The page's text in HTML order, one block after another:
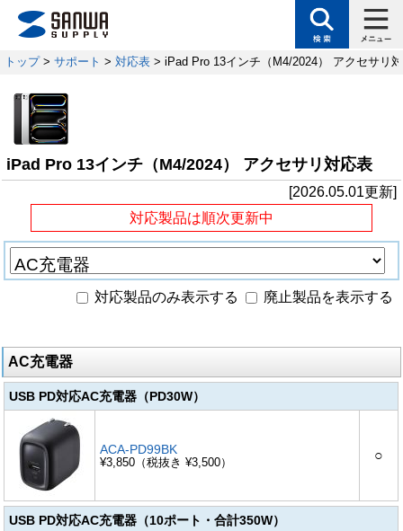
トップ> サポート > 対応表 > iPad Pro 13インチ（M4/2024） アクセサリ
iPad Pro 13インチ（M4/2024） アクセサリ対応表
[2026.05.01更新]
対応製品は順次更新中
対応製品のみ表示する 廃止製品を表示する
AC充電器
USB PD対応AC充電器（PD30W）
ACA-PD99BK
¥3,850（税抜き ¥3,500） ○
USB PD対応AC充電器（10ポート・合計350W）